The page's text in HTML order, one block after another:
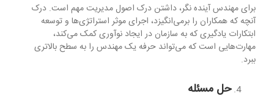
برای مهندس آینده نگر، داشتن درک اصول مدیریت مهم است. درک
آنچه که همکاران را برمی‌انگیزد، اجرای موثر استراتژی‌ها و توسعه
ابتکارات یادگیری که به سازمان در ایجاد نوآوری کمک می‌کند،
مهارت‌هایی است که می‌تواند حرفه یک مهندس را به سطح بالاتری
ببرد.
حل مسئله